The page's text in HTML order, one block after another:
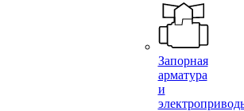
Запорная
арматура
и